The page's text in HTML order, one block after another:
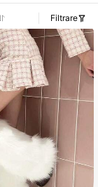
Filtrare